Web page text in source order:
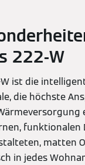
222‑W
ist die
die höchste
funktionalen
matten
in jedes